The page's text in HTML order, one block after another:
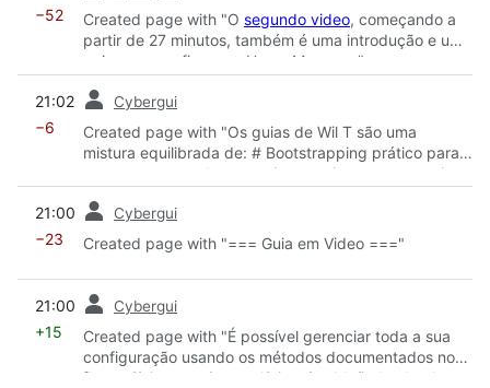
−52 Created page with "O segundo video, começando a
partir de 27 minutos, também é uma introdução e um
guia para configurar o Home Manager."
21:02 Cybergui
−6
Created page with "Os guias de Wil T são uma
mistura equilibrada de: # Bootstrapping prático para
se tornar capaz de gerenciar seu sistema com muita
versão do Git e, eventualmente, o Flakes. # Visões
gerais conceituais e exposição geral do ecossistema
Nix, da comunidade e dos recursos disponíveis."
21:00 Cybergui
−23 Created page with "=== Guia em Video ==="
21:00 Cybergui
+15
Created page with "É possível gerenciar toda a sua
configuração usando os métodos documentados no
[https://nixos.org/manual/nixos/stable/index.html